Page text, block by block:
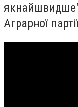
Аграрної